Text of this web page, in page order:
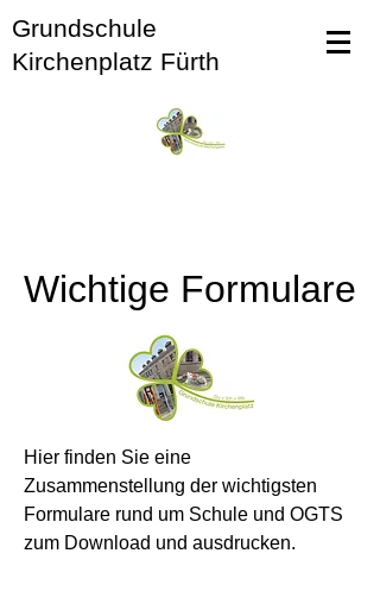
Grundschule
Kirchenplatz Fürth
Wichtige Formulare
Hier finden Sie eine
Zusammenstellung der wichtigsten
Formulare rund um Schule und OGTS
zum Download und ausdrucken.